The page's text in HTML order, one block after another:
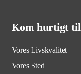
Kom hurtigt til
Vores Livskvalitet
Vores Sted